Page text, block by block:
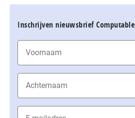
Inschrijven nieuwsbrief Computable